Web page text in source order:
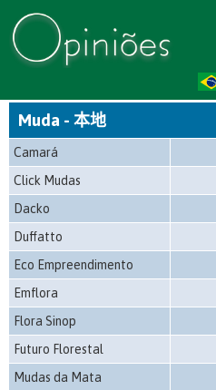
Muda - 本地
Camará
Click Mudas
Dacko
Duffatto
Eco Empreendimento
Emflora
Flora Sinop
Futuro Florestal
Mudas da Mata